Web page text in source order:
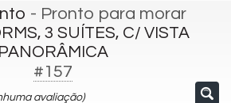
- Pronto para morar
3 SUÍTES, C/ VISTA
PANORÂMICA
#157
avaliação)